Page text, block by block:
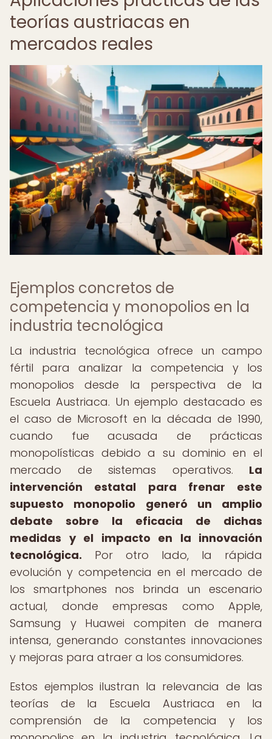
teorías austriacas en
mercados reales
Ejemplos concretos de
competencia y monopolios en la
industria tecnológica
La industria tecnológica ofrece un campo
fértil para analizar la competencia y los
monopolios desde la perspectiva de la
Escuela Austriaca. Un ejemplo destacado es
el caso de Microsoft en la década de 1990,
cuando fue acusada de prácticas
monopolísticas debido a su dominio en el
mercado de sistemas operativos. La
intervención estatal para frenar este
supuesto monopolio generó un amplio
debate sobre la eficacia de dichas
medidas y el impacto en la innovación
tecnológica. Por otro lado, la rápida
evolución y competencia en el mercado de
los smartphones nos brinda un escenario
actual, donde empresas como Apple,
Samsung y Huawei compiten de manera
intensa, generando constantes innovaciones
y mejoras para atraer a los consumidores.
Estos ejemplos ilustran la relevancia de las
teorías de la Escuela Austriaca en la
comprensión de la competencia y los